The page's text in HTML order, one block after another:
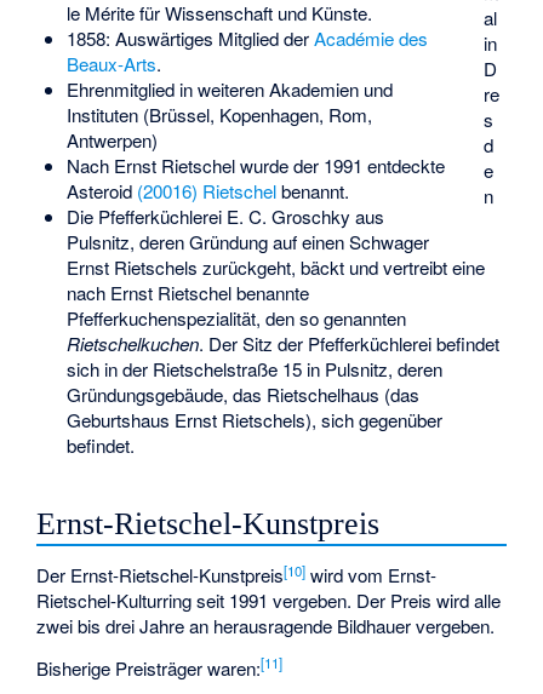
al
in
D
re
s
d
e
n
le Mérite für Wissenschaft und Künste.
1858: Auswärtiges Mitglied derAcadémie des
Beaux-Arts.
Ehrenmitglied in weiteren Akademien und
Instituten (Brüssel, Kopenhagen, Rom,
Antwerpen)
Nach Ernst Rietschel wurde der 1991 entdeckte
Asteroid (20016) Rietschelbenannt.
Die Pfefferküchlerei E. C. Groschky aus
Pulsnitz, deren Gründung auf einen Schwager
Ernst Rietschels zurückgeht, bäckt und vertreibt eine
nach Ernst Rietschel benannte
Pfefferkuchenspezialität, den so genannten
Rietschelkuchen. Der Sitz der Pfefferküchlerei befindet
sich in der Rietschelstraße 15 in Pulsnitz, deren
Gründungsgebäude, das Rietschelhaus (das
Geburtshaus Ernst Rietschels), sich gegenüber
befindet.
Ernst-Rietschel-Kunstpreis
Der Ernst-Rietschel-Kunstpreis[10] wird vom Ernst-
Rietschel-Kulturring seit 1991 vergeben. Der Preis wird alle
zwei bis drei Jahre an herausragende Bildhauer vergeben.
Bisherige Preisträger waren:[11]